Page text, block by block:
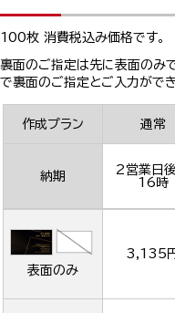
100枚 消費税込み価格です。
裏面のご指定は先に表面のみ
で裏面のご指定とご入力ができ
作成プラン 通常
納期
2営業日
16時
表面のみ
3,135